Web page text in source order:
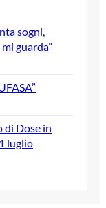
sogni,
guarda”
di Dose in
luglio